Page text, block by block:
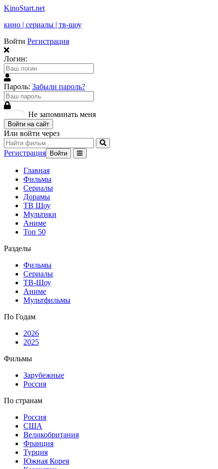
KinoStart.net
кино | сериалы | тв-шоу
Войти Регистрация
Логин:
Пароль: Забыли пароль?
Не запоминать меня
Войти на сайт
Или войти через
Регистрация Войти
Главная
Фильмы
Сериалы
Дорамы
ТВ Шоу
Мультики
Аниме
Топ 50
Разделы
Фильмы
Сериалы
ТВ-Шоу
Аниме
Мультфильмы
По Годам
2026
2025
Фильмы
Зарубежные
Россия
По странам
Россия
США
Великобритания
Франция
Турция
Южная Корея